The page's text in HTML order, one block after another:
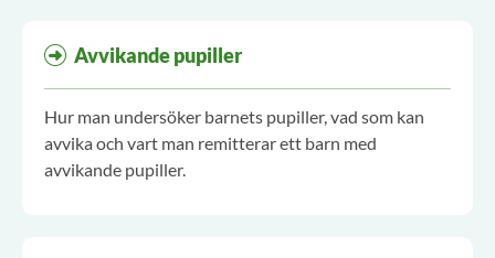
Avvikande pupiller
Hur man undersöker barnets pupiller, vad som kan
avvika och vart man remitterar ett barn med
avvikande pupiller.